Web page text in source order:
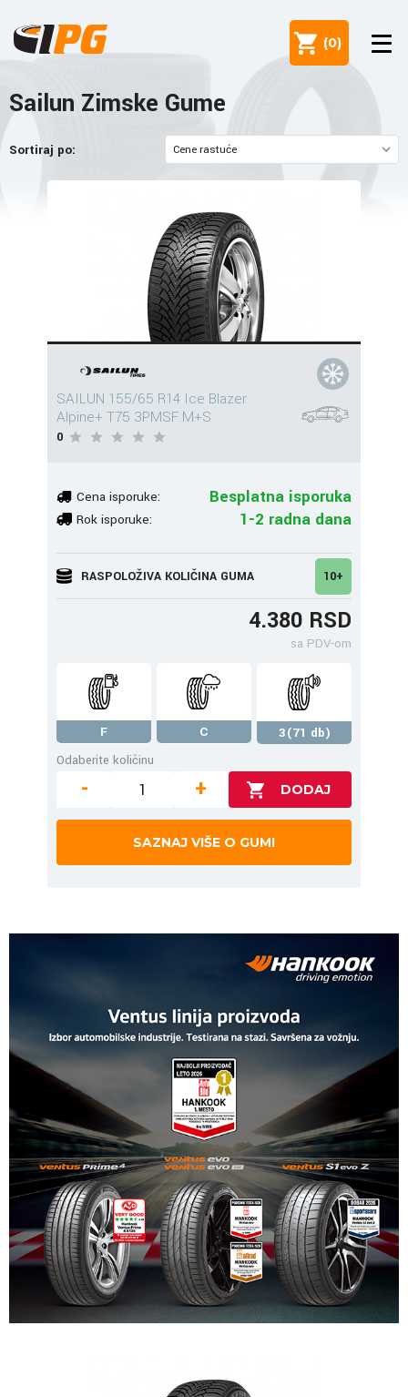
(0)
Sailun Zimske Gume
Sortiraj po:
SAILUN 155/65 R14 Ice Blazer
Alpine+ T75 3PMSF M+S
0
Cena isporuke: Besplatna isporuka
Rok isporuke: 1-2 radna dana
RASPOLOŽIVA KOLIČINA GUMA 10+
4.380 RSD
sa PDV-om
F C
3(71 db)
Odaberite količinu
- +
SAZNAJ VIŠE O GUMI